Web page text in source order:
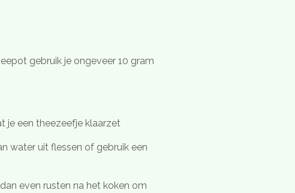
gebruik je ongeveer 10 gram
je een theezeefje klaarzet
water uit flessen of gebruik een
even rusten na het koken om